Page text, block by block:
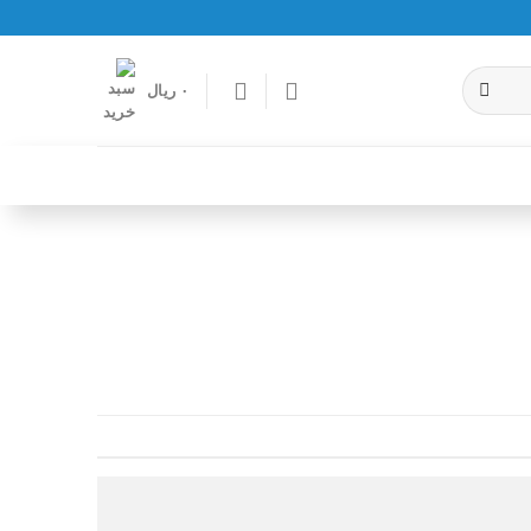
۰ ریال